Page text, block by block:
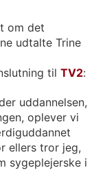
om det
udtalte Trine
til TV2:
uddannelsen,
oplever vi
ellers tror jeg,
sygeplejerske i